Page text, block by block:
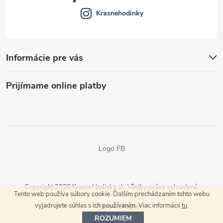
Tento web používa súbory cookie. Ďalším prechádzaním tohto webu
vyjadrujete súhlas s ich používaním. Viac informáciítu.
ROZUMIEM
Informácie pre vás
Prijímame online platby
Krasnehodinky
Logo FB
Vytvoril Shoptet
Copyright 2026 KrasneHodinky.sk. Všetky práva vyhradené.